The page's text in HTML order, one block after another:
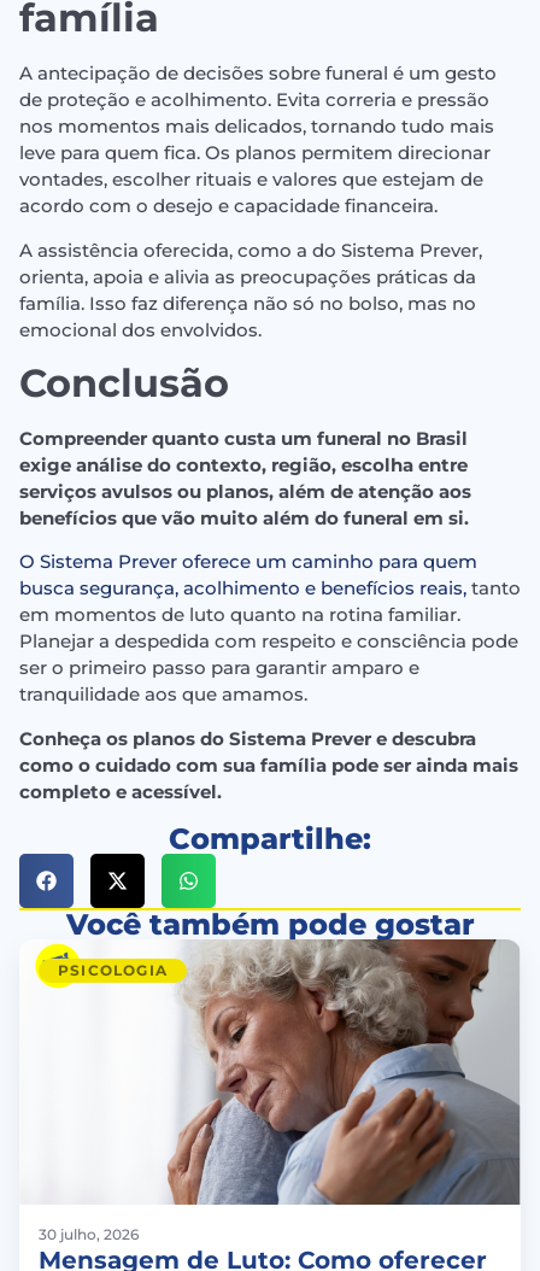
família
A antecipação de decisões sobre funeral é um gesto
de proteção e acolhimento. Evita correria e pressão
nos momentos mais delicados, tornando tudo mais
leve para quem fica. Os planos permitem direcionar
vontades, escolher rituais e valores que estejam de
acordo com o desejo e capacidade financeira.
A assistência oferecida, como a do Sistema Prever,
orienta, apoia e alivia as preocupações práticas da
família. Isso faz diferença não só no bolso, mas no
emocional dos envolvidos.
Conclusão
Compreender quanto custa um funeral no Brasil
exige análise do contexto, região, escolha entre
serviços avulsos ou planos, além de atenção aos
benefícios que vão muito além do funeral em si.
O Sistema Prever oferece um caminho para quem
busca segurança, acolhimento e benefícios reais, tanto
em momentos de luto quanto na rotina familiar.
Planejar a despedida com respeito e consciência pode
ser o primeiro passo para garantir amparo e
tranquilidade aos que amamos.
Conheça os planos do Sistema Prever e descubra
como o cuidado com sua família pode ser ainda mais
completo e acessível.
Compartilhe:
Você também pode gostar
PSICOLOGIA
30 julho, 2026
Mensagem de Luto: Como oferecer